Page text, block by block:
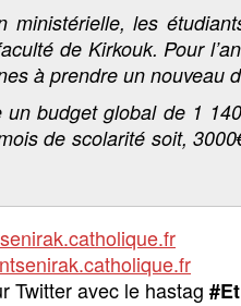
ministérielle, les
de Kirkouk. Pour
à prendre un nouveau
un budget global de 1
de scolarité soit,
Twitter avec le hastag